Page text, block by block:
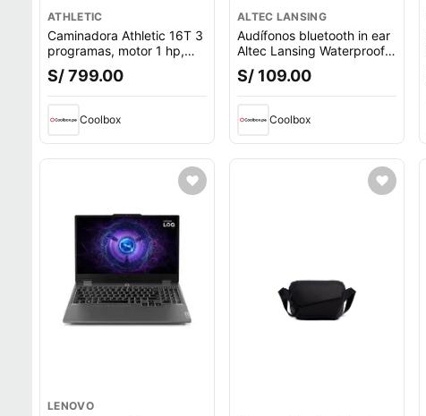
ATHLETIC
Caminadora Athletic 16T 3
programas, motor 1 hp,
velocidad máx. 10 km,
máx. 100 kg
S/ 799.00
Coolbox
ALTEC LANSING
Audífonos bluetooth in ear
Altec Lansing Waterproof
deportivo IPX6, micrófono
incorporado, máx. 6 horas,
control volumen, negro
S/ 109.00
Coolbox
LENOVO